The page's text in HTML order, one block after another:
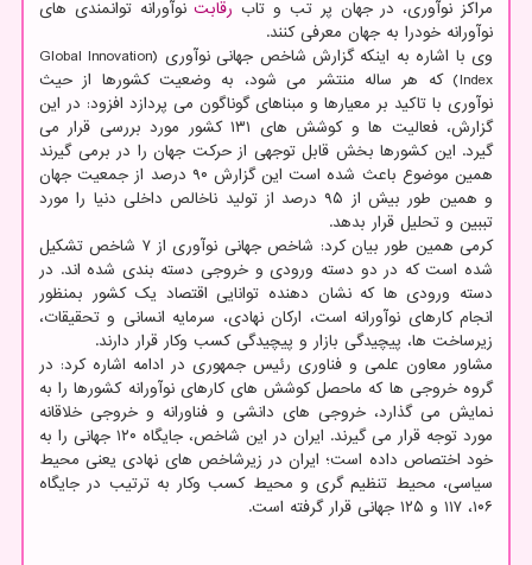
مراکز نوآوری، در جهان پر تب و تاب رقابتنوآورانه توانمندی های
نوآورانه خودرا به جهان معرفی کنند.
وی با اشاره به اینکه گزارش شاخص جهانی نوآوری (Global Innovation
Index) که هر ساله منتشر می شود، به وضعیت کشورها از حیث
نوآوری با تاکید بر معیارها و مبناهای گوناگون می پردازد افزود: در این
گزارش، فعالیت ها و کوشش های ۱۳۱ کشور مورد بررسی قرار می
گیرد. این کشورها بخش قابل توجهی از حرکت جهان را در برمی گیرند
همین موضوع باعث شده است این گزارش ۹۰ درصد از جمعیت جهان
و همین طور بیش از ۹۵ درصد از تولید ناخالص داخلی دنیا را مورد
تببین و تحلیل قرار بدهد.
کرمی همین طور بیان کرد: شاخص جهانی نوآوری از ۷ شاخص تشکیل
شده است که در دو دسته ورودی و خروجی دسته بندی شده اند. در
دسته ورودی ها که نشان دهنده توانایی اقتصاد یک کشور بمنظور
انجام کارهای نوآورانه است، ارکان نهادی، سرمایه انسانی و تحقیقات،
زیرساخت ها، پیچیدگی بازار و پیچیدگی کسب وکار قرار دارند.
مشاور معاون علمی و فناوری رئیس جمهوری در ادامه اشاره کرد: در
گروه خروجی ها که ماحصل کوشش های کارهای نوآورانه کشورها را به
نمایش می گذارد، خروجی های دانشی و فناورانه و خروجی خلاقانه
مورد توجه قرار می گیرند. ایران در این شاخص، جایگاه ۱۲۰ جهانی را به
خود اختصاص داده است؛ ایران در زیرشاخص های نهادی یعنی محیط
سیاسی، محیط تنظیم گری و محیط کسب وکار به ترتیب در جایگاه
۱۰۶، ۱۱۷ و ۱۲۵ جهانی قرار گرفته است.